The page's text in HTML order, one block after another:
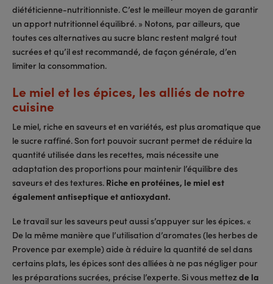
diététicienne-nutritionniste. C’est le meilleur moyen de garantir
un apport nutritionnel équilibré. » Notons, par ailleurs, que
toutes ces alternatives au sucre blanc restent malgré tout
sucrées et qu’il est recommandé, de façon générale, d’en
limiter la consommation.
Le miel et les épices, les alliés de notre
cuisine
Le miel, riche en saveurs et en variétés, est plus aromatique que
le sucre raffiné. Son fort pouvoir sucrant permet de réduire la
quantité utilisée dans les recettes, mais nécessite une
adaptation des proportions pour maintenir l’équilibre des
saveurs et des textures. Riche en protéines, le miel est
également antiseptique et antioxydant.
Le travail sur les saveurs peut aussi s’appuyer sur les épices. «
De la même manière que l’utilisation d’aromates (les herbes de
Provence par exemple) aide à réduire la quantité de sel dans
certains plats, les épices sont des alliées à ne pas négliger pour
les préparations sucrées, précise l’experte. Si vous mettezde la